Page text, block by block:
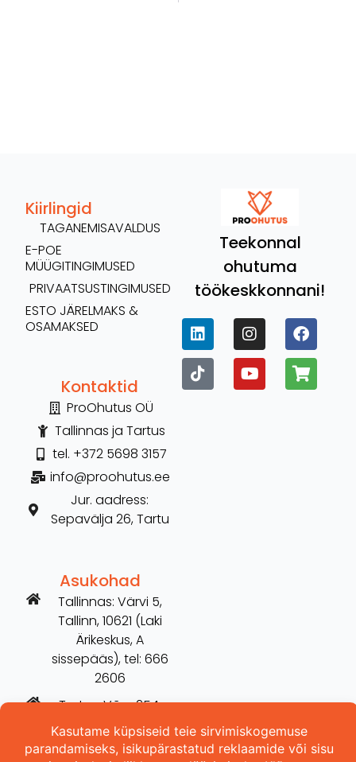
Teekonnal
ohutuma
töökeskkonnani!
Kontaktid
ProOhutus OÜ
Tallinnas ja Tartus
tel. +372 5698 3157
info@proohutus.ee
Jur. aadress:
Sepavälja 26, Tartu
Kiirlingid
TAGANEMISAVALDUS
E-POE
MÜÜGITINGIMUSED
PRIVAATSUSTINGIMUSED
ESTO JÄRELMAKS &
OSAMAKSED
Asukohad
Tallinnas: Värvi 5,
Tallinn, 10621 (Laki
Ärikeskus, A
sissepääs), tel: 666
2606
Tartus: Võru 254,
Tartu, 50115 (vana
Hilarise maja), tel: